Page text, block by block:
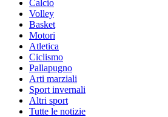
Calcio
Volley
Basket
Motori
Atletica
Ciclismo
Pallapugno
Arti marziali
Sport invernali
Altri sport
Tutte le notizie